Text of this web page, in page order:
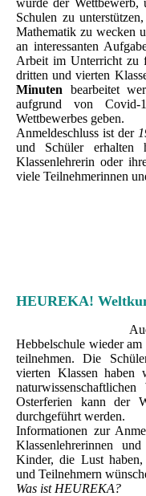
Schulen zu
Mathematik zu wecken
an interessanten
Arbeit im Unterricht zu
dritten und vierten
Minuten bearbeitet
aufgrund von Covid-
Wettbewerbes geben.
Anmeldeschluss ist der
und Schüler erhalten
Klassenlehrerin oder
viele Teilnehmerinnen
HEUREKA!
Hebbelschule wieder am
teilnehmen. Die
vierten Klassen
Osterferien kann der
durchgeführt werden.
Informationen zur
Klassenlehrerinnen
Kinder, die Lust haben,
und Teilnehmern
Was ist HEUREKA?